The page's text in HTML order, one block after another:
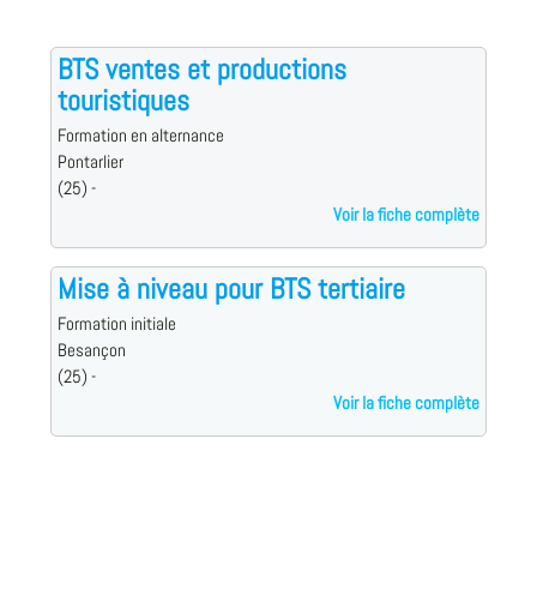
BTS ventes et productions
touristiques
Formation en alternance
Pontarlier
(25) -
Voir la fiche complète
Mise à niveau pour BTS tertiaire
Formation initiale
Besançon
(25) -
Voir la fiche complète